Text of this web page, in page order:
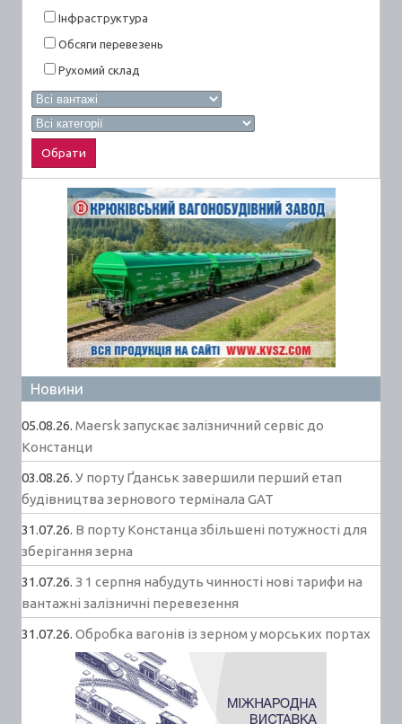
Інфраструктура
Обсяги перевезень
Рухомий склад
Новини
05.08.26. Maersk запускає залізничний сервіс до
Констанци
03.08.26. У порту Ґданськ завершили перший етап
будівництва зернового термінала GAT
31.07.26. В порту Констанца збільшені потужності для
зберігання зерна
31.07.26. З 1 серпня набудуть чинності нові тарифи на
вантажні залізничні перевезення
31.07.26. Обробка вагонів із зерном у морських портах